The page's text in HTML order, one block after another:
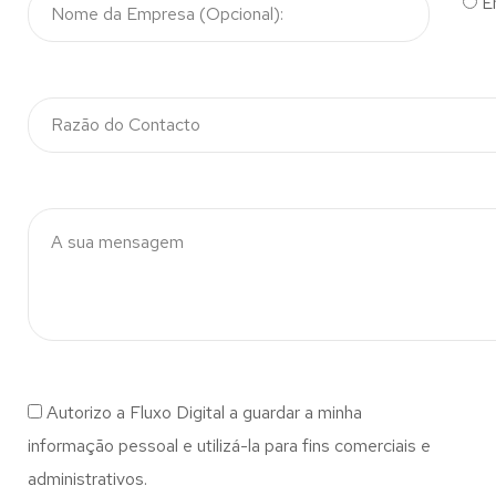
Autorizo a Fluxo Digital a guardar a minha
informação pessoal e utilizá-la para fins comerciais e
administrativos.